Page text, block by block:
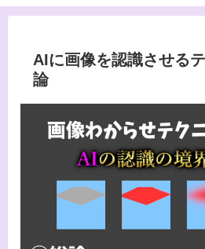
AIに画像を認識させ
論